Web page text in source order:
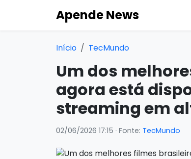
Apende News
Início TecMundo
Um dos
agora está
streaming em
02/06/2026 17:15 · Fonte: TecMundo